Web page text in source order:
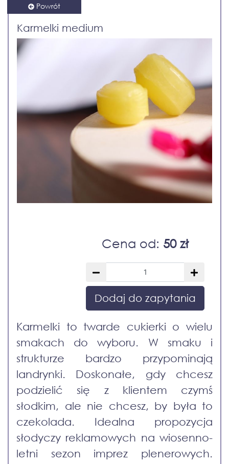
Powrót
Karmelki medium
Cena od: 50 zł
Dodaj do zapytania
Karmelki to twarde cukierki o wielu
smakach do wyboru. W smaku i
strukturze bardzo przypominają
landrynki. Doskonałe, gdy chcesz
podzielić się z klientem czymś
słodkim, ale nie chcesz, by była to
czekolada. Idealna propozycja
słodyczy reklamowych na wiosenno-
letni sezon imprez plenerowych.